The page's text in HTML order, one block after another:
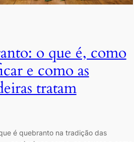
o que é, como
e como as
tratam
é quebranto na tradição das